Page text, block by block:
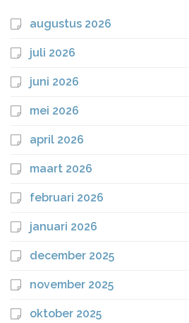
augustus 2026
juli 2026
juni 2026
mei 2026
april 2026
maart 2026
februari 2026
januari 2026
december 2025
november 2025
oktober 2025